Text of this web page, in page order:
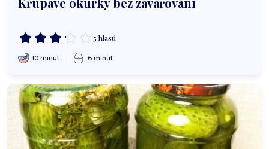
5 hlasů
10 minut 6 minut